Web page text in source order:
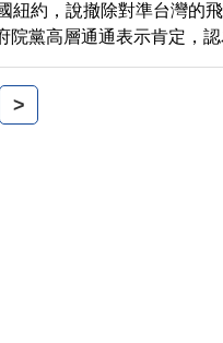
紐約，說撤除對準台灣的
院黨高層通通表示肯定，
不過民進黨陣營則是認為
太模糊了。
>